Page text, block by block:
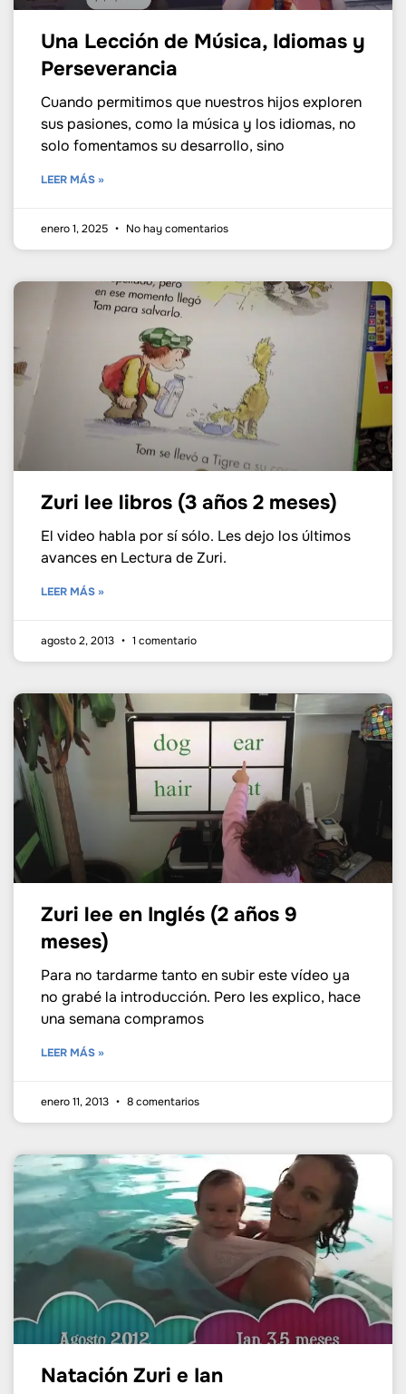
Una Lección de Música, Idiomas y
Perseverancia
Cuando permitimos que nuestros hijos exploren
sus pasiones, como la música y los idiomas, no
solo fomentamos su desarrollo, sino
LEER MÁS »
enero 1, 2025 No hay comentarios
Zuri lee libros (3 años 2 meses)
El video habla por sí sólo. Les dejo los últimos
avances en Lectura de Zuri.
LEER MÁS »
agosto 2, 2013 1 comentario
Zuri lee en Inglés (2 años 9
meses)
Para no tardarme tanto en subir este vídeo ya
no grabé la introducción. Pero les explico, hace
una semana compramos
LEER MÁS »
enero 11, 2013 8 comentarios
Natación Zuri e Ian